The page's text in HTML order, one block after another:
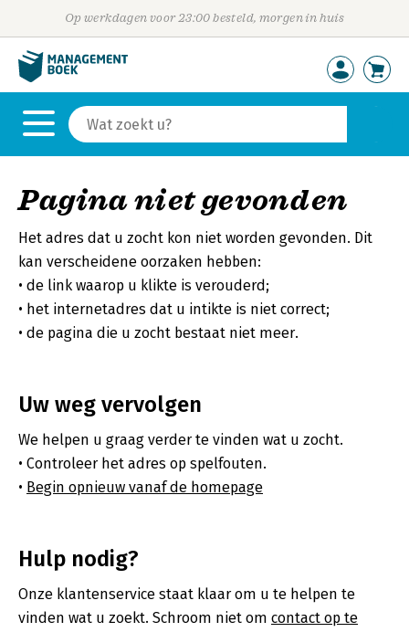
Op werkdagen voor 23:00 besteld, morgen in huis
Pagina niet gevonden
Het adres dat u zocht kon niet worden gevonden. Dit
kan verscheidene oorzaken hebben:
de link waarop u klikte is verouderd;
het internetadres dat u intikte is niet correct;
de pagina die u zocht bestaat niet meer.
Uw weg vervolgen
We helpen u graag verder te vinden wat u zocht.
Controleer het adres op spelfouten.
Begin opnieuw vanaf de homepage
Hulp nodig?
Onze klantenservice staat klaar om u te helpen te
vinden wat u zoekt. Schroom niet om contact op te